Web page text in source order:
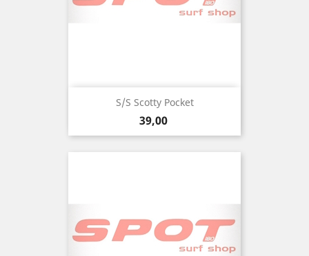
S/S Scotty Pocket
Precio
39,00